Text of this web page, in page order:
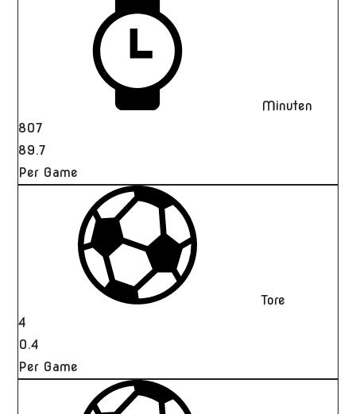
Minuten
807
89.7
Per Game
Tore
4
0.4
Per Game